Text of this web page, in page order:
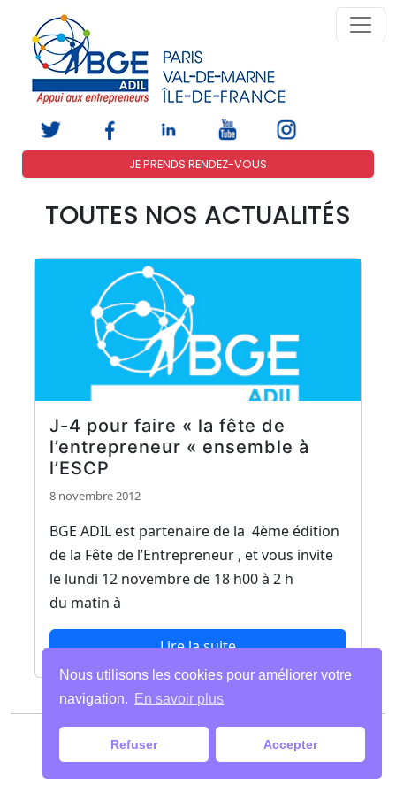
JE PRENDS RENDEZ-VOUS
TOUTES NOS ACTUALITÉS
J-4 pour faire « la fête de
l’entrepreneur « ensemble à
l’ESCP
8 novembre 2012
BGE ADIL est partenaire de la 4ème édition
de la Fête de l’Entrepreneur , et vous invite
le lundi 12 novembre de 18 h00 à 2 h
du matin à
Lire la suite
Paiements|Mentions légales
| Tous droits
réservés
Nous utilisons les cookies pour améliorer votre
navigation.
En savoir plus
Refuser Accepter